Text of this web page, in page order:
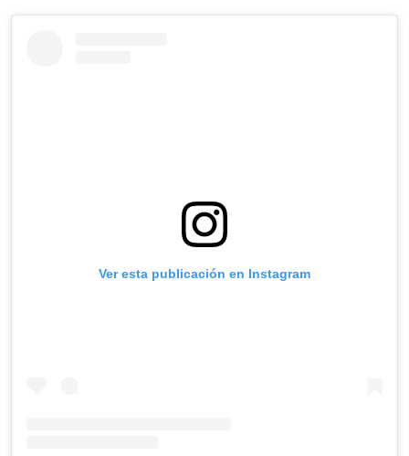
Ver esta publicación en Instagram